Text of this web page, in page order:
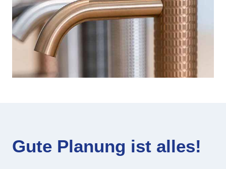
Gute Planung ist alles!